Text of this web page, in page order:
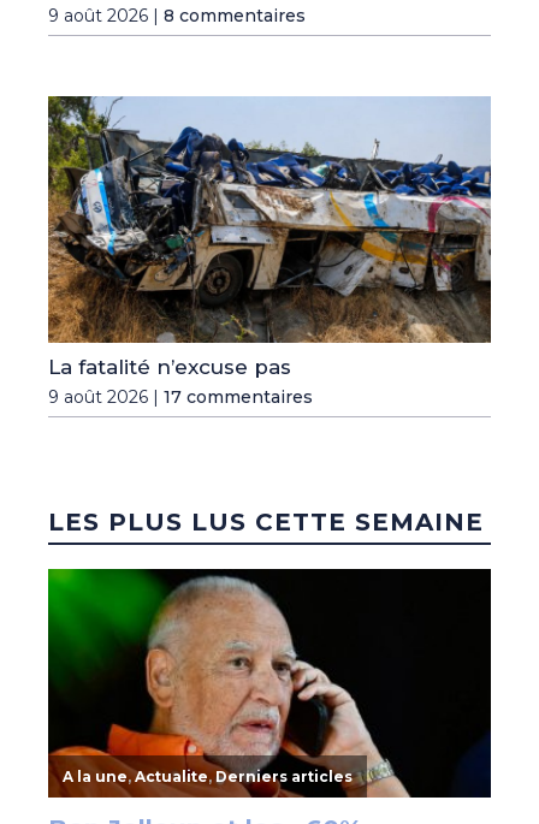
9 août 2026 | 8 commentaires
La fatalité n’excuse pas
9 août 2026 | 17 commentaires
LES PLUS LUS CETTE SEMAINE